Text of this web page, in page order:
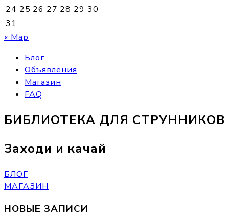
24 25 26 27 28 29 30
31
« Мар
Блог
Объявления
Магазин
FAQ
БИБЛИОТЕКА ДЛЯ СТРУННИКОВ
Заходи и качай
БЛОГ
МАГАЗИН
НОВЫЕ ЗАПИСИ